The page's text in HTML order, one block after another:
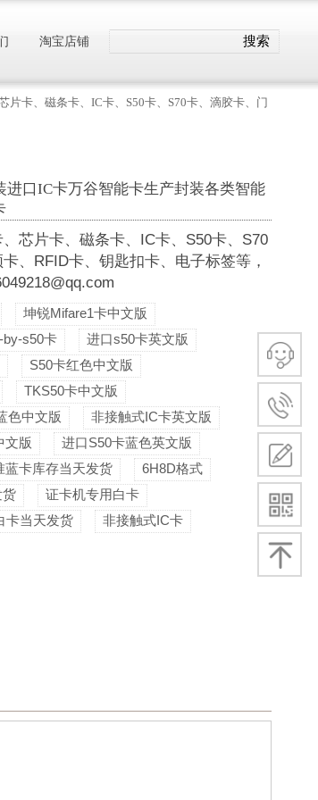
卡、磁条卡、IC卡、S50卡、S70卡、滴胶卡、门
进口IC卡万谷智能卡生产封装各类智能
芯片卡、磁条卡、IC卡、S50卡、S70
、RFID卡、钥匙扣卡、电子标签等，
坤锐Mifare1卡中文版
by-s50卡
进口s50卡英文版
S50卡红色中文版
TKS50卡中文版
色中文版
非接触式IC卡英文版
文版
进口S50卡蓝色英文版
蓝卡库存当天发货
6H8D格式
货
证卡机专用白卡
卡当天发货
非接触式IC卡
淘宝店铺 搜索